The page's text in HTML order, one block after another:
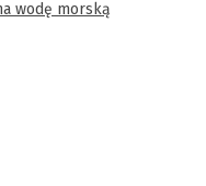
wodę morską